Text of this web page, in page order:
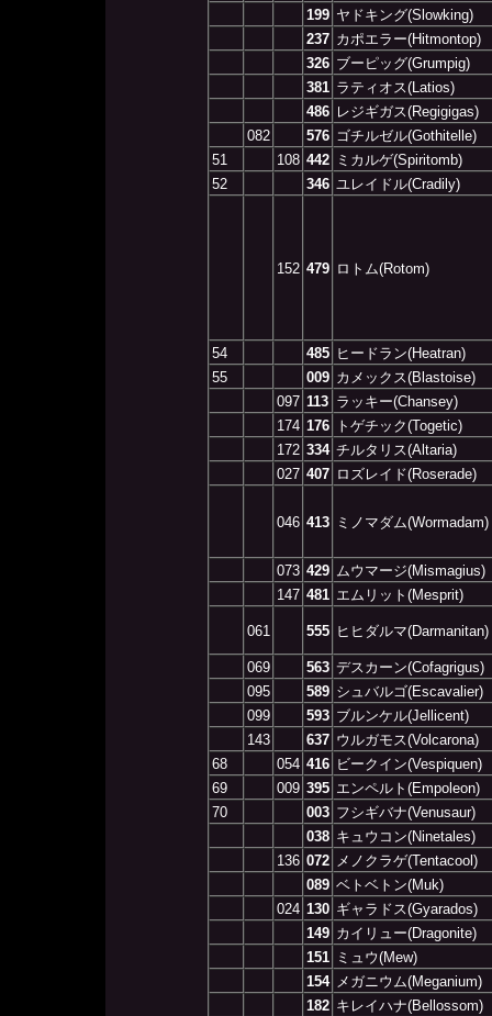
199 ヤドキング(Slowking)
237 カポエラー(Hitmontop)
326 ブーピッグ(Grumpig)
381 ラティオス(Latios)
486 レジギガス(Regigigas)
082
576 ゴチルゼル(Gothitelle)
51
108 442
ミカルゲ(Spiritomb)
52
346 ユレイドル(Cradily)
152 479 ロトム(Rotom)
54 485 ヒードラン(Heatran)
55
009 カメックス(Blastoise)
097 113 ラッキー(Chansey)
174 176
トゲチック(Togetic)
172 334 チルタリス(Altaria)
027 407 ロズレイド(Roserade)
046 413 ミノマダム(Wormadam)
073 429 ムウマージ(Mismagius)
147 481 エムリット(Mesprit)
061 555 ヒヒダルマ(Darmanitan)
069 563 デスカーン(Cofagrigus)
095
589 シュバルゴ(Escavalier)
099
593 ブルンケル(Jellicent)
143
637 ウルガモス(Volcarona)
68
054 416 ビークイン(Vespiquen)
69
009 395 エンペルト(Empoleon)
70
003 フシギバナ(Venusaur)
038 キュウコン(Ninetales)
136 072
メノクラゲ(Tentacool)
089 ベトベトン(Muk)
024 130 ギャラドス(Gyarados)
149 カイリュー(Dragonite)
151
ミュウ(Mew)
154
メガニウム(Meganium)
182 キレイハナ(Bellossom)